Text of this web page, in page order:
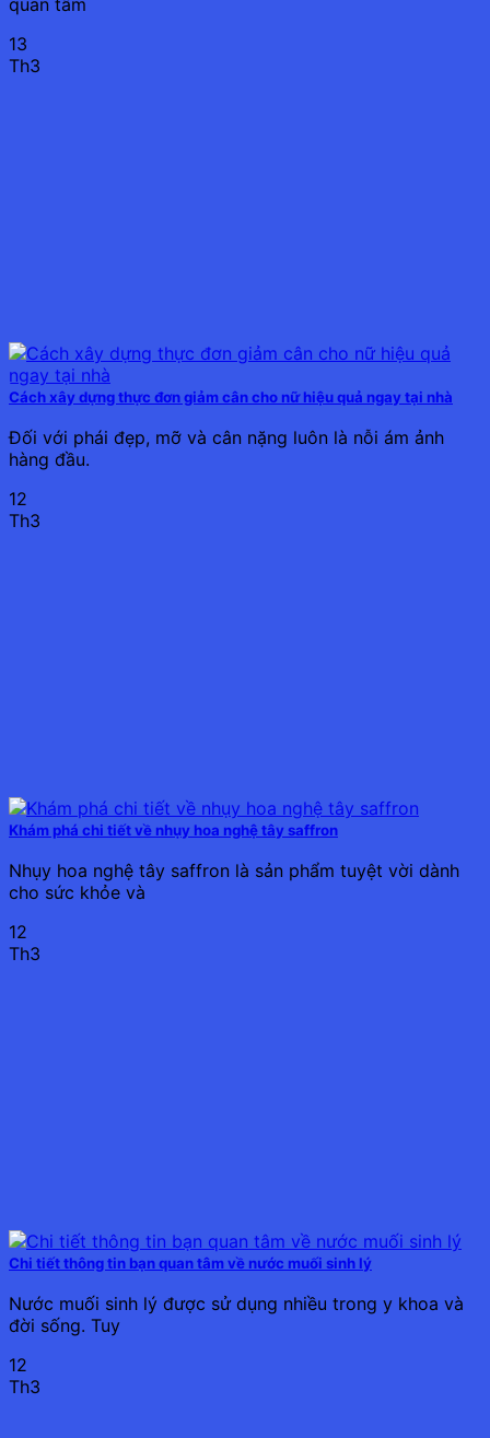
13
Th3
Cách xây dựng thực đơn giảm cân cho nữ hiệu quả ngay tại nhà
Đối với phái đẹp, mỡ và cân nặng luôn là nỗi ám ảnh
hàng đầu.
12
Th3
Khám phá chi tiết về nhụy hoa nghệ tây saffron
Nhụy hoa nghệ tây saffron là sản phẩm tuyệt vời dành
cho sức khỏe và
12
Th3
Chi tiết thông tin bạn quan tâm về nước muối sinh lý
Nước muối sinh lý được sử dụng nhiều trong y khoa và
đời sống. Tuy
12
Th3